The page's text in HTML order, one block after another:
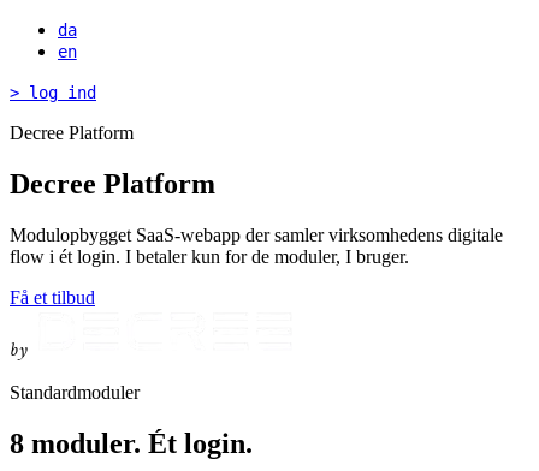
da
en
> log ind
Decree Platform
Decree Platform
Modulopbygget SaaS-webapp der samler virksomhedens digitale
flow i ét login. I betaler kun for de moduler, I bruger.
Få et tilbud
by
Standardmoduler
8 moduler. Ét login.